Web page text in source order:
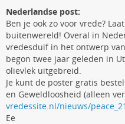
Nederlandse post:
Ben je ook zo voor vrede?
buitenwereld! Overal in
vredesduif in het ontwerp
begon twee jaar geleden in
olievlek uitgebreid.
Je kunt de poster gratis
en Geweldloosheid (alleen
vredessite.nl/nieuws/
Ee